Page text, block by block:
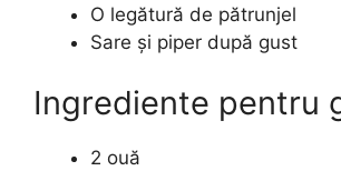
O legătură de pătrunjel
Sare și piper după gust
Ingrediente pentru
2 ouă